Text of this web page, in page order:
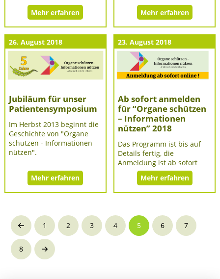
Mehr erfahren
Mehr erfahren
26. August 2018
Jubiläum für unser
Patientensymposium
Im Herbst 2013 beginnt die
Geschichte von "Organe
schützen - Informationen
nützen".
Mehr erfahren
23. August 2018
Ab sofort anmelden
für “Organe schützen
– Informationen
nützen” 2018
Das Programm ist bis auf
Details fertig, die
Anmeldung ist ab sofort
Mehr erfahren
Prev 1 2 3 4 5 6 7
8 Next